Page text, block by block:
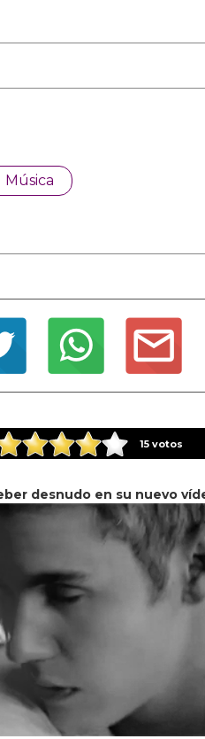
Música
15 votos
desnudo en su nuevo